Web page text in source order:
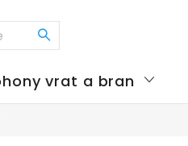
vrat a bran